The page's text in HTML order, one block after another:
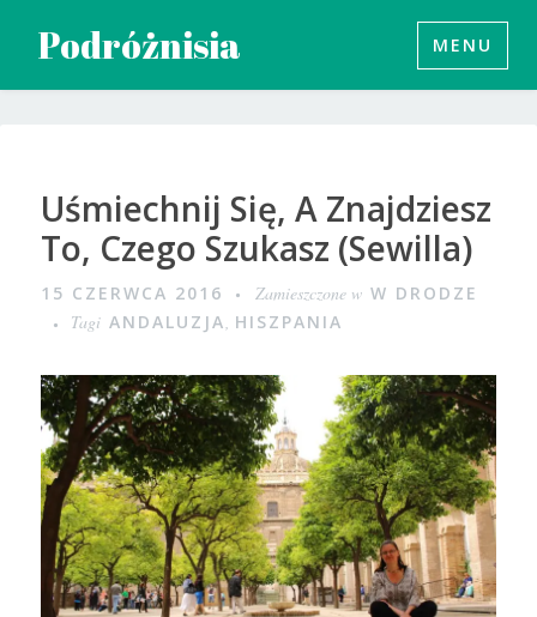
treści
Podróżnisia MENU
Uśmiechnij Się, A Znajdziesz
To, Czego Szukasz (Sewilla)
15 CZERWCA 2016 Zamieszczone w W DRODZE
Tagi ANDALUZJA, HISZPANIA